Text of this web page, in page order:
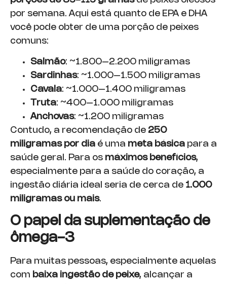
por semana. Aqui está quanto de EPA e DHA
você pode obter de uma porção de peixes
comuns:
Salmão: ~1.800–2.200 miligramas
Sardinhas: ~1.000–1.500 miligramas
Cavala: ~1.000–1.400 miligramas
Truta: ~400–1.000 miligramas
Anchovas: ~1.200 miligramas
Contudo, a recomendação de 250
miligramas por dia é uma meta básica para a
saúde geral. Para os máximos benefícios,
especialmente para a saúde do coração, a
ingestão diária ideal seria de cerca de 1.000
miligramas ou mais.
O papel da suplementação de
ômega-3
Para muitas pessoas, especialmente aquelas
com baixa ingestão de peixe, alcançar a